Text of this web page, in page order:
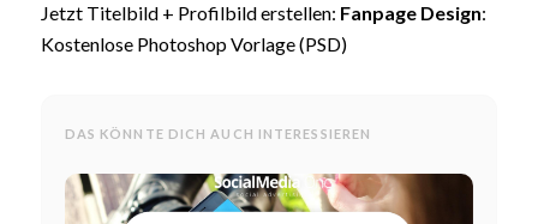
Jetzt Titelbild + Profilbild erstellen: Fanpage Design:
Kostenlose Photoshop Vorlage (PSD)
DAS KÖNNTE DICH AUCH INTERESSIEREN